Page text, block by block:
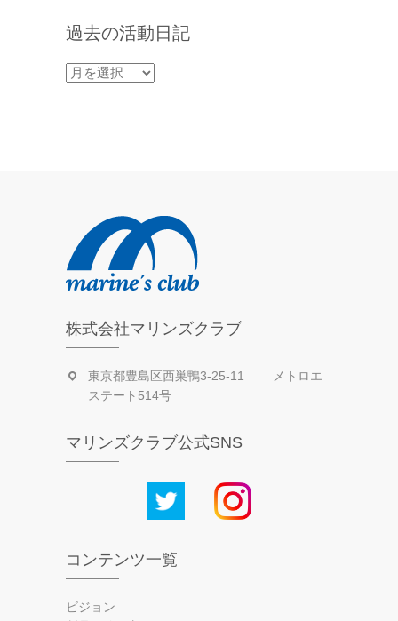
過去の活動日記
過
日
株式会社マリンズクラブ
東京都豊島区西巣鴨3-25-11 メトロエ
ステート514号
マリンズクラブ公式SNS
コンテンツ一覧
ビジョン